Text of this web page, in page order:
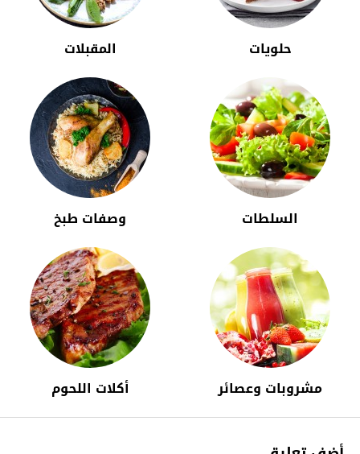
حلويات المقبلات
السلطات وصفات طبخ
مشروبات وعصائر أكلات اللحوم